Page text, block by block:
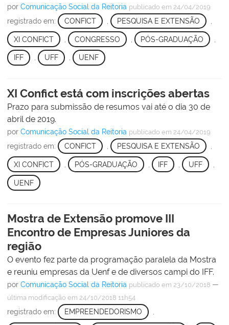
por Comunicação Social da Reitoria publicado em 24/04/2019
registrado em: CONFICT PESQUISA E EXTENSÃO
XI CONFICT CONGRESSO PÓS-GRADUAÇÃO
IFF , UFF , UENF
XI Confict está com inscrições abertas
Prazo para submissão de resumos vai até o dia 30 de
abril de 2019.
por Comunicação Social da Reitoria publicado em 24/04/2019
registrado em: CONFICT PESQUISA E EXTENSÃO
XI CONFICT PÓS-GRADUAÇÃO IFF , UFF
UENF
Mostra de Extensão promove III
Encontro de Empresas Juniores da
região
O evento fez parte da programação paralela da Mostra
e reuniu empresas da Uenf e de diversos campi do IFF.
por Comunicação Social da Reitoria publicado em 23/10/2018 —
última modificação em 24/10/2018 11h54
registrado em: EMPREENDEDORISMO ,